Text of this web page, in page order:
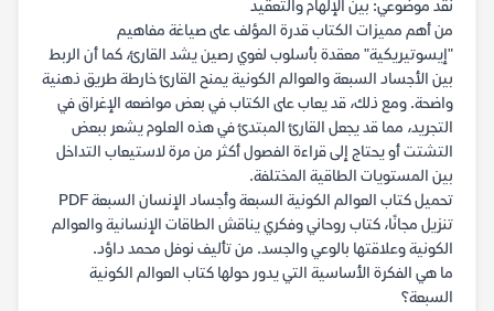
نقد موضوعي: بين الإلهام والتعقيد
من أهم مميزات الكتاب قدرة المؤلف على صياغة مفاهيم
"إيسوتيريكية" معقدة بأسلوب لغوي رصين يشد القارئ، كما أن الربط
بين الأجساد السبعة والعوالم الكونية يمنح القارئ خارطة طريق ذهنية
واضحة. ومع ذلك، قد يعاب على الكتاب في بعض مواضعه الإغراق في
التجريد، مما قد يجعل القارئ المبتدئ في هذه العلوم يشعر ببعض
التشتت أو يحتاج إلى قراءة الفصول أكثر من مرة لاستيعاب التداخل
بين المستويات الطاقية المختلفة.
تحميل كتاب العوالم الكونية السبعة وأجساد الإنسان السبعة PDF
تنزيل مجانًا، كتاب روحاني وفكري يناقش الطاقات الإنسانية والعوالم
الكونية وعلاقتها بالوعي والجسد. من تأليف نوفل محمد داؤد.
ما هي الفكرة الأساسية التي يدور حولها كتاب العوالم الكونية
السبعة؟